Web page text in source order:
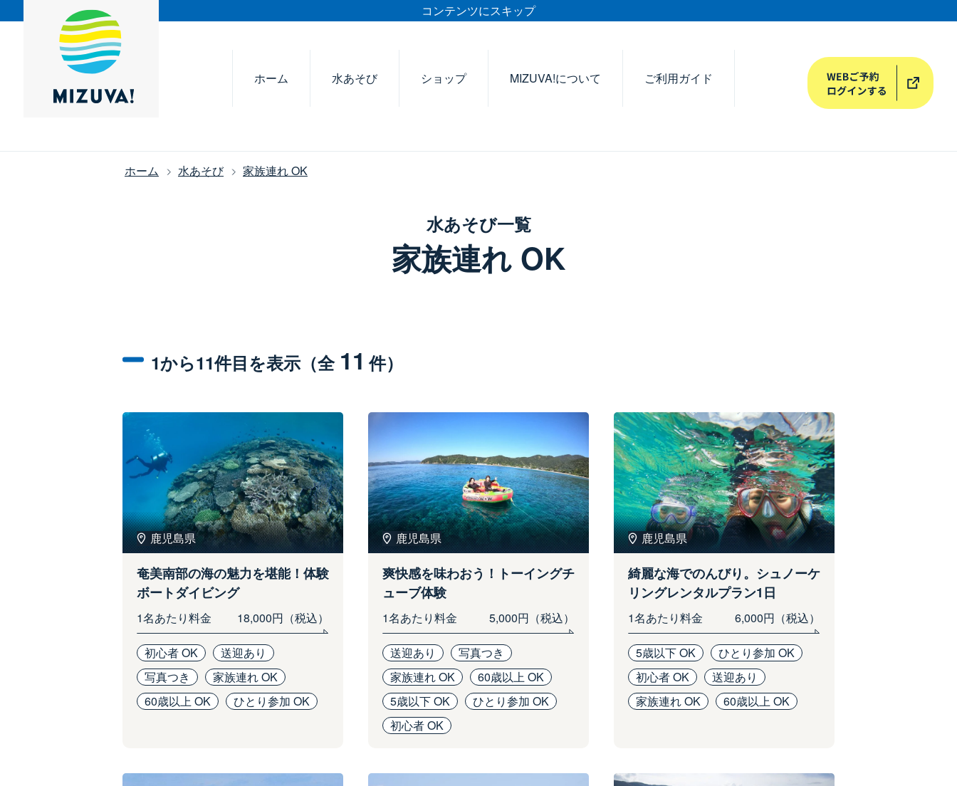
コンテンツにスキップ
ホーム 水あそび ショップ MIZUVA!について ご利用ガイド
ホーム 水あそび 家族連れ OK
水あそび一覧
家族連れ OK
1から11件目を表示（全 11 件）
奄美南部の海の魅力を堪能！体験
ボートダイビング
1名あたり料金 18,000円（税込）
初心者 OK
送迎あり
写真つき
家族連れ OK
60歳以上 OK
ひとり参加 OK
鹿児島県
爽快感を味わおう！トーイングチ
ューブ体験
1名あたり料金 5,000円（税込）
送迎あり
写真つき
家族連れ OK
60歳以上 OK
5歳以下 OK
ひとり参加 OK
初心者 OK
鹿児島県
綺麗な海でのんびり。シュノーケ
リングレンタルプラン1日
1名あたり料金 6,000円（税込）
5歳以下 OK
ひとり参加 OK
初心者 OK
送迎あり
家族連れ OK
60歳以上 OK
鹿児島県